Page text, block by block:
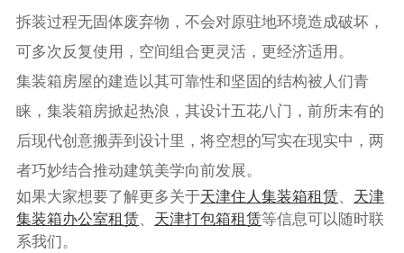
拆装过程无固体废弃物，不会对原驻地环境造成破坏，
可多次反复使用，空间组合更灵活，更经济适用。
集装箱房屋的建造以其可靠性和坚固的结构被人们青
睐，集装箱房掀起热浪，其设计五花八门，前所未有的
后现代创意搬弄到设计里，将空想的写实在现实中，两
者巧妙结合推动建筑美学向前发展。
如果大家想要了解更多关于天津住人集装箱租赁
天津
集装箱办公室租赁
天津打包箱租赁‍等信息可以随时联
系我们。